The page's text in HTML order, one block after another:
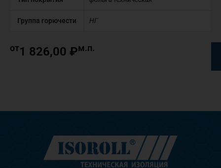
Группа горючести НГ
от1 826,00 ₽м.п.